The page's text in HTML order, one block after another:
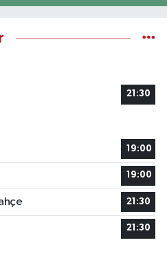
21:30
19:00
19:00
21:30
21:30